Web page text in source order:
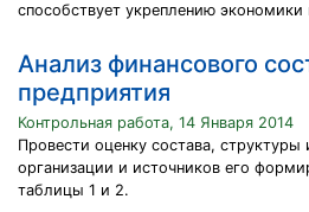
способствует укреплению экономики
Анализ финансового
предприятия
Контрольная работа, 14 Января 2014
Провести оценку состава,
организации и источников его
таблицы 1 и 2.